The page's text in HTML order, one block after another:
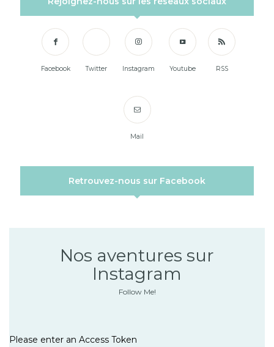
Facebook Twitter Instagram Youtube RSS
Mail
Retrouvez-nous sur Facebook
Nos aventures sur
Instagram
Follow Me!
Please enter an Access Token